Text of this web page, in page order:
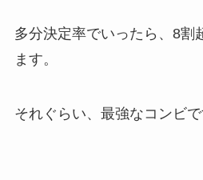
多分決定率でいったら、8割
ます。
それぐらい、最強なコンビで